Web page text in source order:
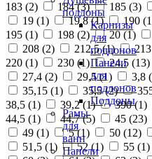
поддоны
Карнизы
для
поддонов
Панели
для
поддонов
Поддоны
Рамы
для
ванн
Панели
183 (2) 184 (3) 185 (3)
19 (1) 19,8 (1) 190 (
195 (1) 198 (2) 20 (1)
208 (2) 212,5 (1)
220 (1) 230 (1) 24,5 (13)
27,4 (2) 29,5 (1) 3,8 (
35,15 (1) 35,5 (2)
38,5 (1) 39,2 (1) 390 (1)
44,5 (1) 44,7 (5) 45 (23)
49 (1) 5 (1) 50 (12)
51,5 (1) 52 (1) 55 (1)